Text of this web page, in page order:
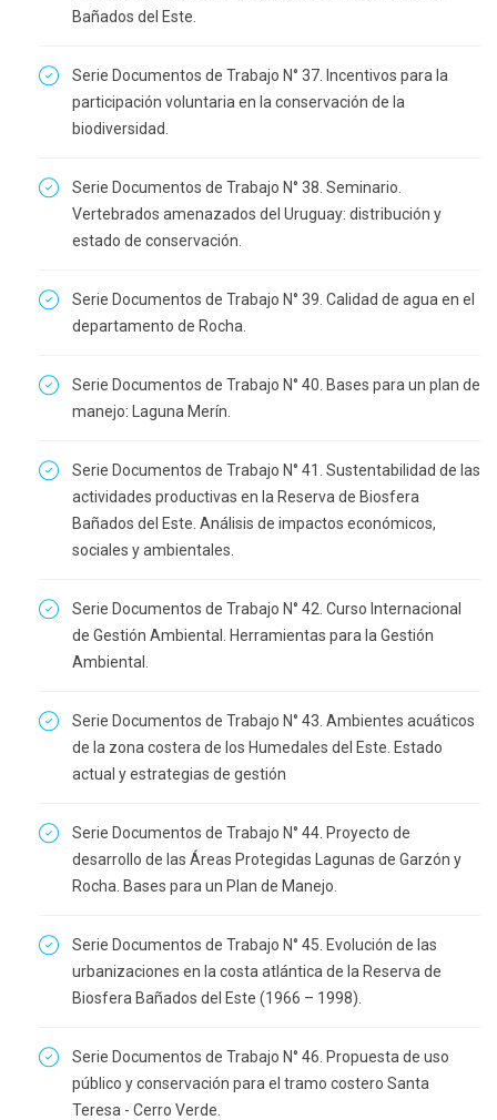
Bañados del Este.
Serie Documentos de Trabajo N° 37. Incentivos para la
participación voluntaria en la conservación de la
biodiversidad.
Serie Documentos de Trabajo N° 38. Seminario.
Vertebrados amenazados del Uruguay: distribución y
estado de conservación.
Serie Documentos de Trabajo N° 39. Calidad de agua en el
departamento de Rocha.
Serie Documentos de Trabajo N° 40. Bases para un plan de
manejo: Laguna Merín.
Serie Documentos de Trabajo N° 41. Sustentabilidad de las
actividades productivas en la Reserva de Biosfera
Bañados del Este. Análisis de impactos económicos,
sociales y ambientales.
Serie Documentos de Trabajo N° 42. Curso Internacional
de Gestión Ambiental. Herramientas para la Gestión
Ambiental.
Serie Documentos de Trabajo N° 43. Ambientes acuáticos
de la zona costera de los Humedales del Este. Estado
actual y estrategias de gestión
Serie Documentos de Trabajo N° 44. Proyecto de
desarrollo de las Áreas Protegidas Lagunas de Garzón y
Rocha. Bases para un Plan de Manejo.
Serie Documentos de Trabajo N° 45. Evolución de las
urbanizaciones en la costa atlántica de la Reserva de
Biosfera Bañados del Este (1966 – 1998).
Serie Documentos de Trabajo N° 46. Propuesta de uso
público y conservación para el tramo costero Santa
Teresa - Cerro Verde.